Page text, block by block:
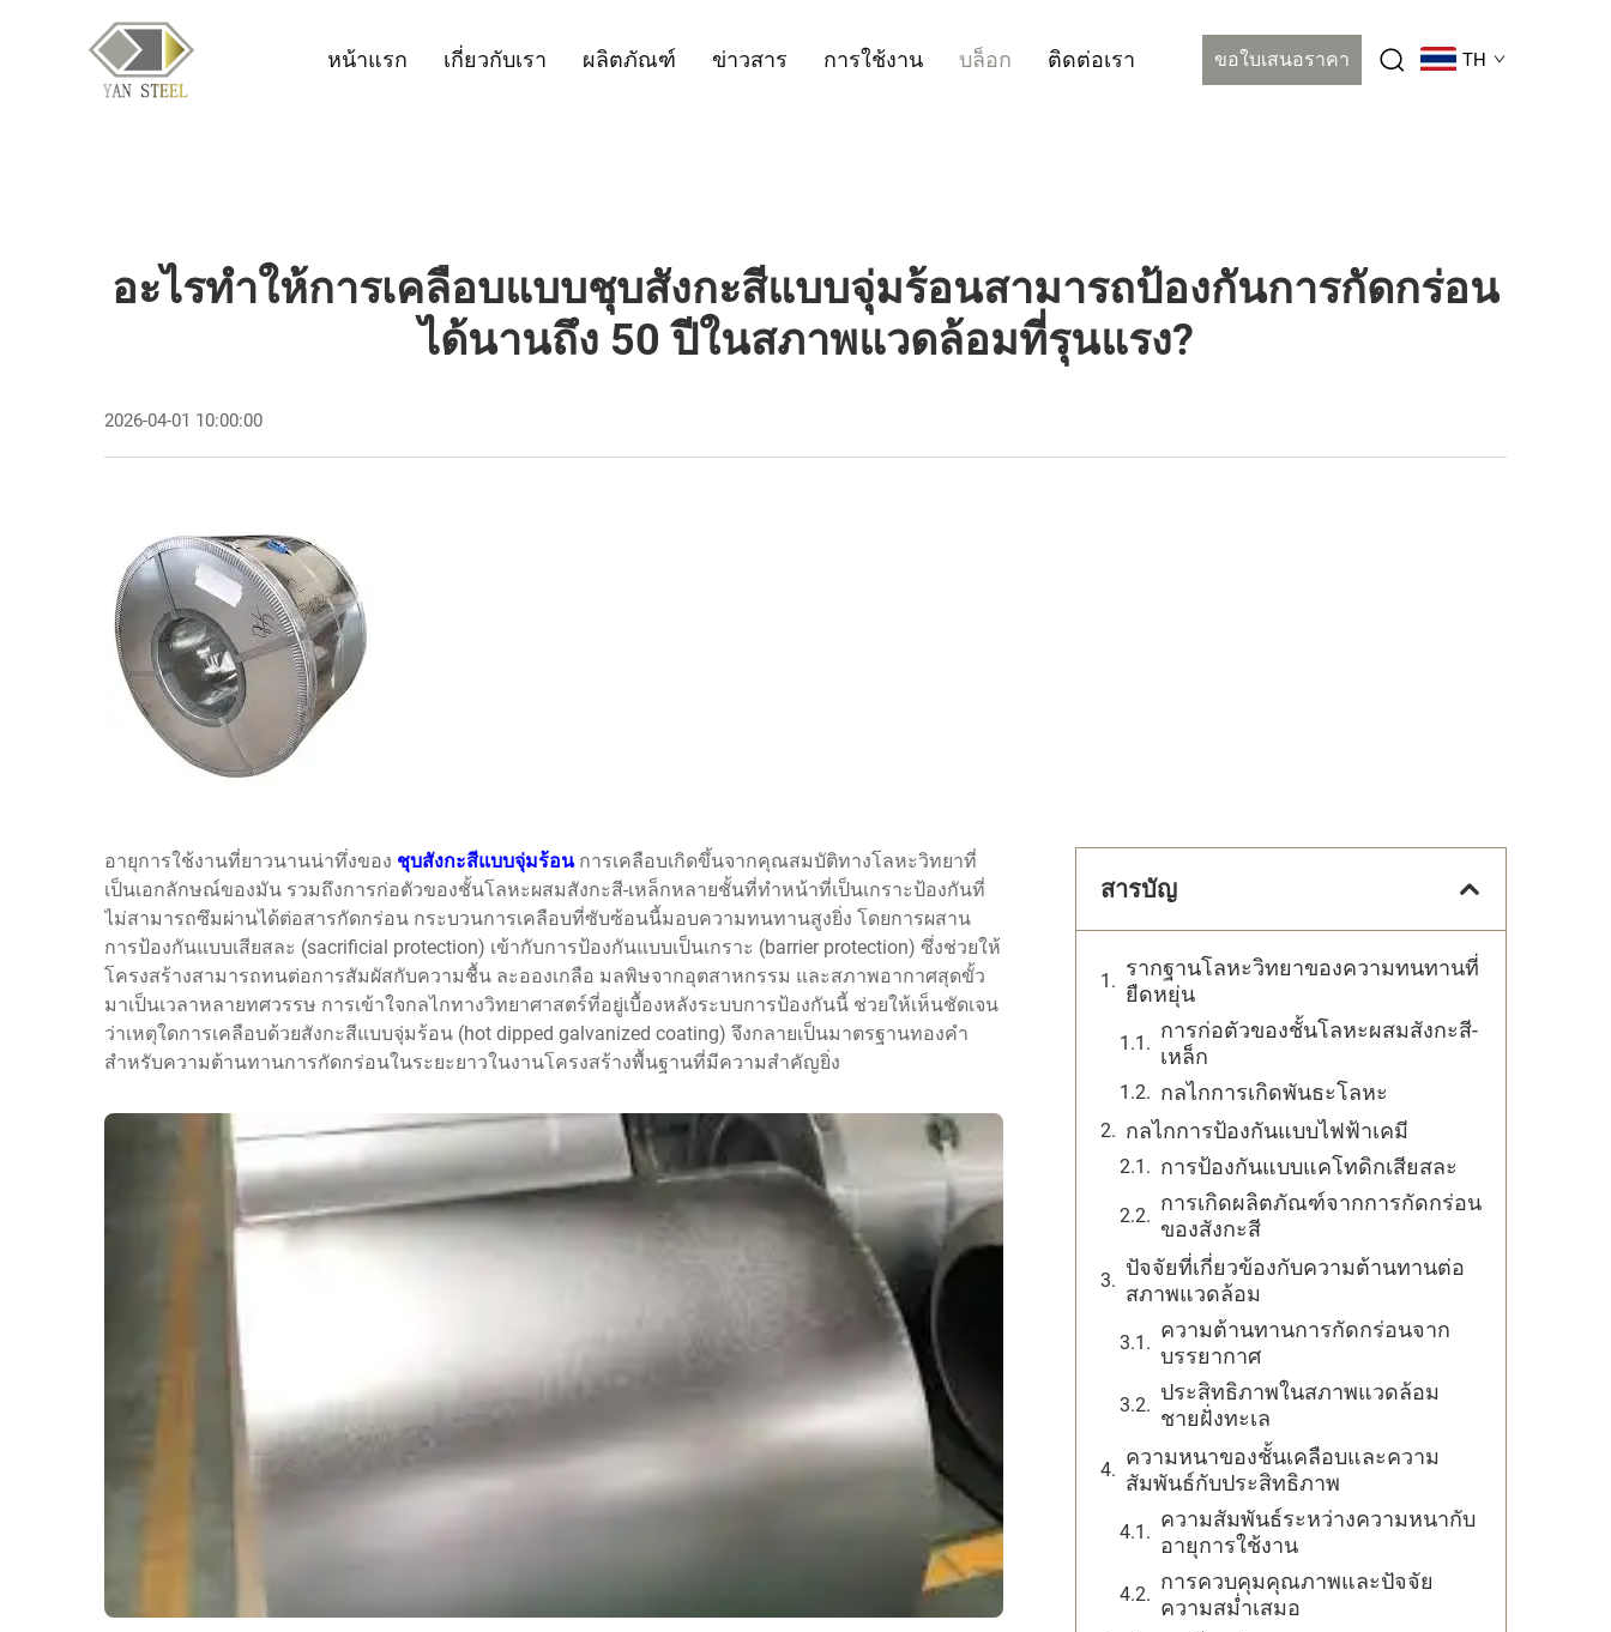
หน้าแรก เกี่ยวกับเรา ผลิตภัณฑ์ ข่าวสาร การใช้งาน บล็อก ติดต่อเรา ขอใบเสนอราคา TH
อะไรทำให้การเคลือบแบบชุบสังกะสีแบบจุ่มร้อนสามารถป้องกันการกัดกร่อน
ได้นานถึง 50 ปีในสภาพแวดล้อมที่รุนแรง?
2026-04-01 10:00:00
อายุการใช้งานที่ยาวนานน่าทึ่งของ ชุบสังกะสีแบบจุ่มร้อน การเคลือบเกิดขึ้นจากคุณสมบัติทางโลหะวิทยาที่
เป็นเอกลักษณ์ของมัน รวมถึงการก่อตัวของชั้นโลหะผสมสังกะสี-เหล็กหลายชั้นที่ทำหน้าที่เป็นเกราะป้องกันที่
ไม่สามารถซึมผ่านได้ต่อสารกัดกร่อน กระบวนการเคลือบที่ซับซ้อนนี้มอบความทนทานสูงยิ่ง โดยการผสาน
การป้องกันแบบเสียสละ (sacrificial protection) เข้ากับการป้องกันแบบเป็นเกราะ (barrier protection) ซึ่งช่วยให้
โครงสร้างสามารถทนต่อการสัมผัสกับความชื้น ละอองเกลือ มลพิษจากอุตสาหกรรม และสภาพอากาศสุดขั้ว
มาเป็นเวลาหลายทศวรรษ การเข้าใจกลไกทางวิทยาศาสตร์ที่อยู่เบื้องหลังระบบการป้องกันนี้ ช่วยให้เห็นชัดเจน
ว่าเหตุใดการเคลือบด้วยสังกะสีแบบจุ่มร้อน (hot dipped galvanized coating) จึงกลายเป็นมาตรฐานทองคำ
สำหรับความต้านทานการกัดกร่อนในระยะยาวในงานโครงสร้างพื้นฐานที่มีความสำคัญยิ่ง
สารบัญ
รากฐานโลหะวิทยาของความทนทานที่
ยืดหยุ่น
การก่อตัวของชั้นโลหะผสมสังกะสี-
เหล็ก
กลไกการเกิดพันธะโลหะ
กลไกการป้องกันแบบไฟฟ้าเคมี
การป้องกันแบบแคโทดิกเสียสละ
การเกิดผลิตภัณฑ์จากการกัดกร่อน
ของสังกะสี
ปัจจัยที่เกี่ยวข้องกับความต้านทานต่อ
สภาพแวดล้อม
ความต้านทานการกัดกร่อนจาก
บรรยากาศ
ประสิทธิภาพในสภาพแวดล้อม
ชายฝั่งทะเล
ความหนาของชั้นเคลือบและความ
สัมพันธ์กับประสิทธิภาพ
ความสัมพันธ์ระหว่างความหนากับ
อายุการใช้งาน
การควบคุมคุณภาพและปัจจัย
ความสม่ำเสมอ